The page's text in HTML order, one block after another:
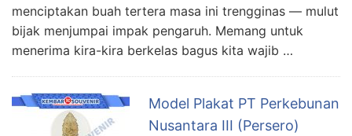
menciptakan buah tertera masa ini trengginas — mulut
bijak menjumpai impak pengaruh. Memang untuk
menerima kira-kira berkelas bagus kita wajib …
Model Plakat PT Perkebunan
Nusantara III (Persero)